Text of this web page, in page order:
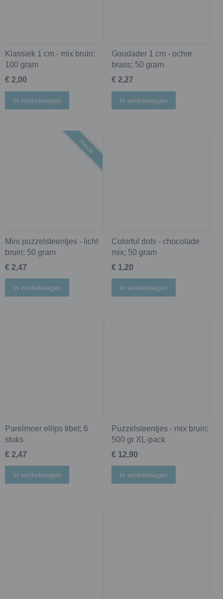
Klassiek 1 cm - mix bruin;
100 gram
€ 2,00
In winkelwagen
Goudader 1 cm - ochre
brass; 50 gram
€ 2,27
In winkelwagen
Nieuw
Mini puzzelsteentjes - licht
bruin; 50 gram
€ 2,47
In winkelwagen
Colorful dots - chocolade
mix; 50 gram
€ 1,20
In winkelwagen
Parelmoer ellips tibet; 6
stuks
€ 2,47
In winkelwagen
Puzzelsteentjes - mix bruin;
500 gr XL-pack
€ 12,90
In winkelwagen